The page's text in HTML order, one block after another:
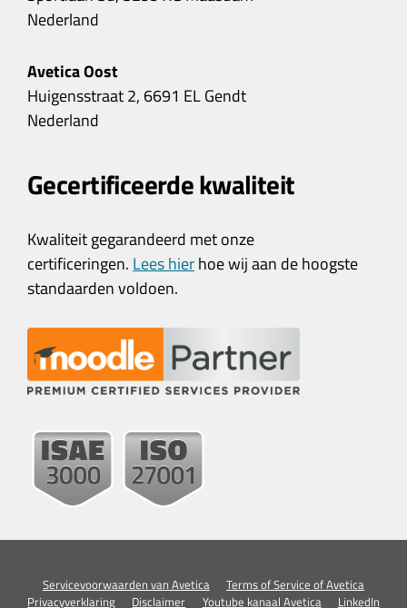
Nederland
Avetica Oost
Huigensstraat 2, 6691 EL Gendt
Nederland
Gecertificeerde kwaliteit
Kwaliteit gegarandeerd met onze
certificeringen. Lees hierhoe wij aan de hoogste
standaarden voldoen.
Servicevoorwaarden van Avetica
Terms of Service of Avetica
Privacyverklaring
Disclaimer Youtube kanaal Avetica LinkedIn